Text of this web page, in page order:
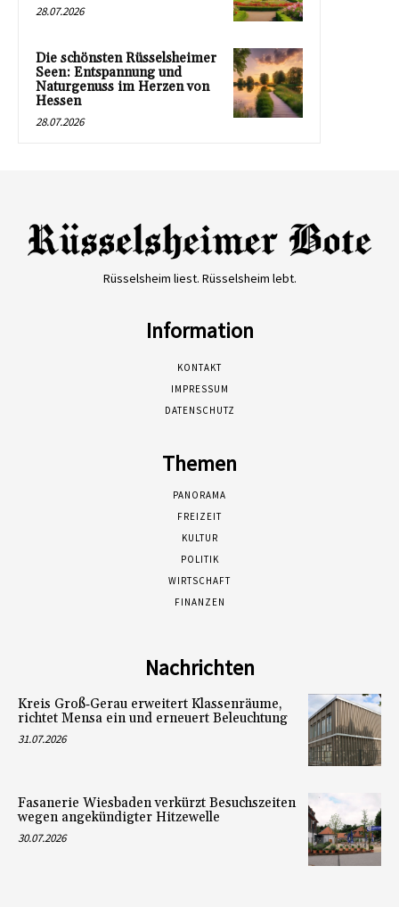
28.07.2026
Die schönsten Rüsselsheimer
Seen: Entspannung und
Naturgenuss im Herzen von
Hessen
28.07.2026
Rüsselsheim liest. Rüsselsheim lebt.
Information
KONTAKT
IMPRESSUM
DATENSCHUTZ
Themen
PANORAMA
FREIZEIT
KULTUR
POLITIK
WIRTSCHAFT
FINANZEN
Nachrichten
Kreis Groß‑Gerau erweitert Klassenräume,
richtet Mensa ein und erneuert Beleuchtung
31.07.2026
Fasanerie Wiesbaden verkürzt Besuchszeiten
wegen angekündigter Hitzewelle
30.07.2026